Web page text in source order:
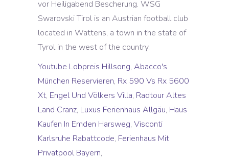
Youtube Lobpreis Hillsong, Abacco's
München Reservieren, Rx 590 Vs Rx 5600
Xt, Engel Und Völkers Villa, Radtour Altes
Land Cranz, Luxus Ferienhaus Allgäu, Haus
Kaufen In Emden Harsweg, Visconti
Karlsruhe Rabattcode, Ferienhaus Mit
Privatpool Bayern,